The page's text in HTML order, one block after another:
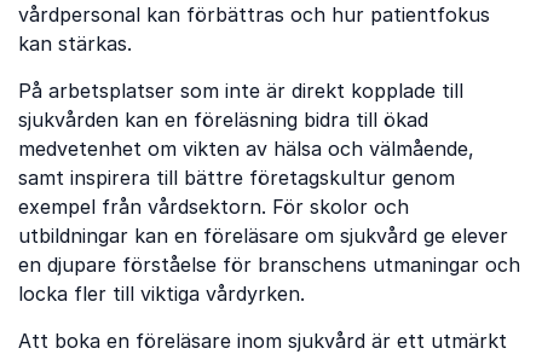
vårdpersonal kan förbättras och hur patientfokus
kan stärkas.
På arbetsplatser som inte är direkt kopplade till
sjukvården kan en föreläsning bidra till ökad
medvetenhet om vikten av hälsa och välmående,
samt inspirera till bättre företagskultur genom
exempel från vårdsektorn. För skolor och
utbildningar kan en föreläsare om sjukvård ge elever
en djupare förståelse för branschens utmaningar och
locka fler till viktiga vårdyrken.
Att boka en föreläsare inom sjukvård är ett utmärkt